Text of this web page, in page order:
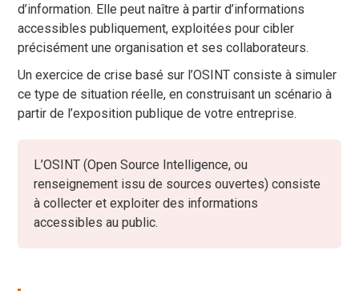
d’information. Elle peut naître à partir d’informations
accessibles publiquement, exploitées pour cibler
précisément une organisation et ses collaborateurs.
Un exercice de crise basé sur l’OSINT consiste à simuler
ce type de situation réelle, en construisant un scénario à
partir de l’exposition publique de votre entreprise.
L’OSINT (Open Source Intelligence, ou
renseignement issu de sources ouvertes) consiste
à collecter et exploiter des informations
accessibles au public.